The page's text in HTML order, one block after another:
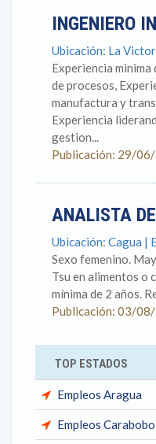
INGENIERO
Ubicación: La
Experiencia
de procesos,
manufactura y
Experiencia
gestion...
Publicación: 29/
ANALISTA
Ubicación: Cagua |
Sexo femenino.
Tsu en alimentos o
mínima de 2 años.
Publicación: 03/
TOP ESTADOS
Empleos Aragua
Empleos Carabobo